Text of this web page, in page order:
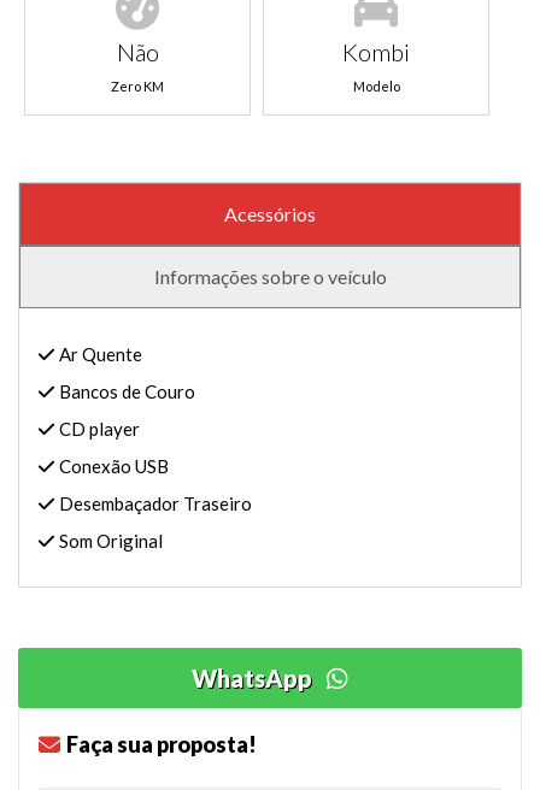
Não
Zero KM
Kombi
Modelo
Acessórios
Informações sobre o veículo
Ar Quente
Bancos de Couro
CD player
Conexão USB
Desembaçador Traseiro
Som Original
WhatsApp
Faça sua proposta!